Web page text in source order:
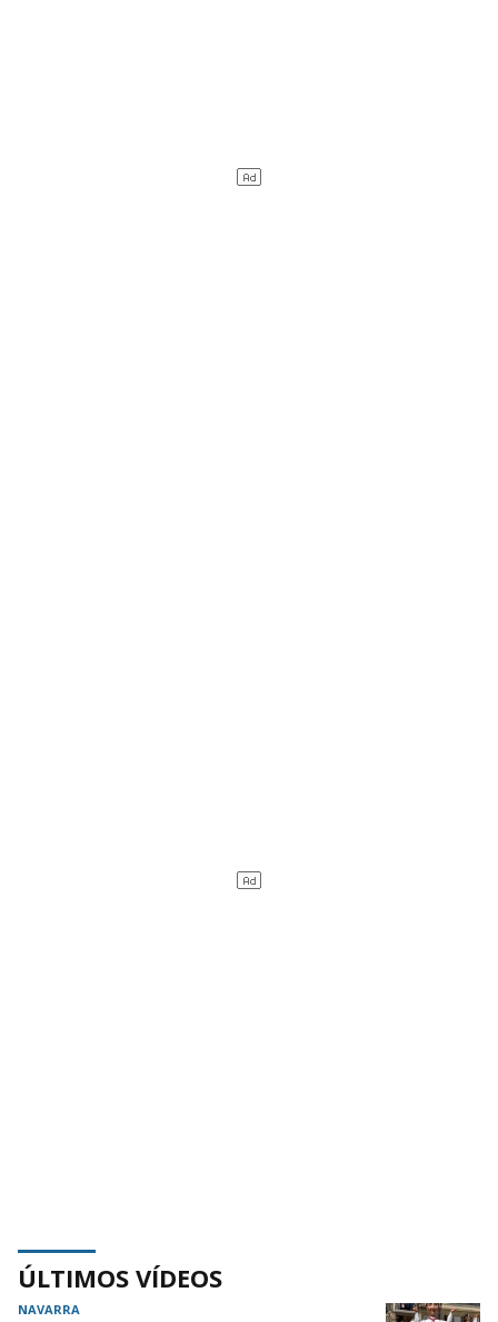
ÚLTIMOS VÍDEOS
NAVARRA